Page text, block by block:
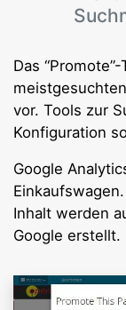
Das
vor. Tools zur
Konfiguration
Google
Inhalt werden
Google erstellt.